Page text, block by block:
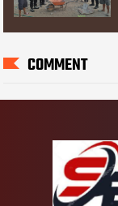
COMMENT